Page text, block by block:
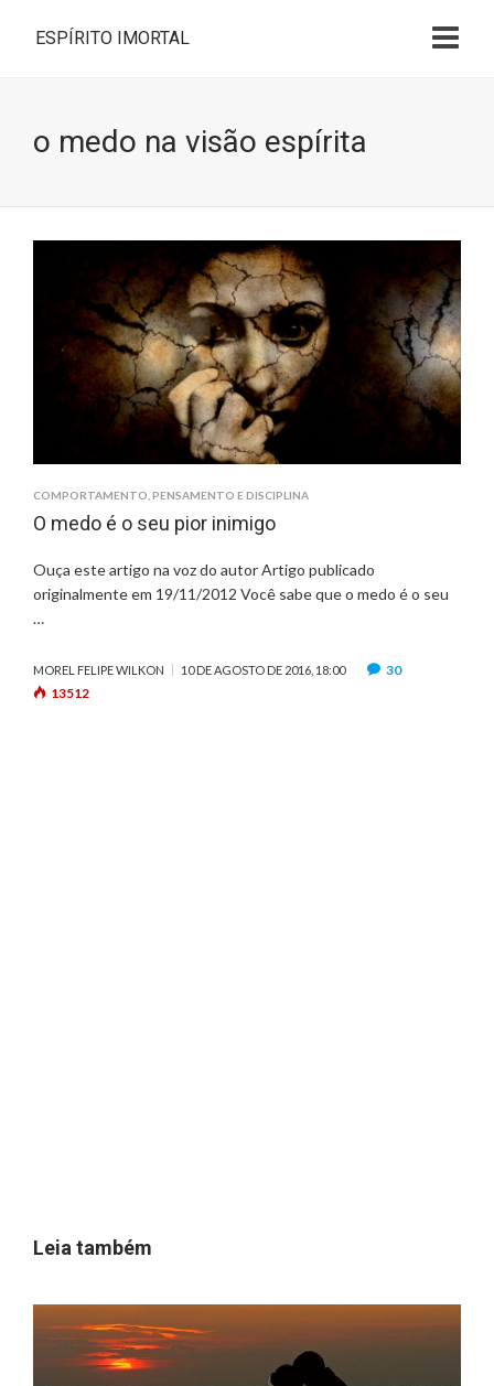
ESPÍRITO IMORTAL
o medo na visão espírita
COMPORTAMENTO PENSAMENTO E DISCIPLINA
O medo é o seu pior inimigo
Ouça este artigo na voz do autor Artigo publicado
originalmente em 19/11/2012 Você sabe que o medo é o seu
…
MOREL FELIPE WILKON 10 DE AGOSTO DE 2016, 18:00
30
13512
Leia também